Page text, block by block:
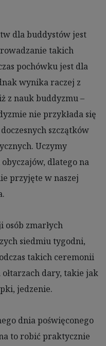
dla buddystów jest
takich
pochówku jest dla
wynika raczej z
z nauk buddyzmu –
nie przykłada się
szczątków
Uczymy
dlatego na
przyjęte w naszej
zmarłych
siedmiu tygodni,
takich ceremonii
dary, takie jak
jedzenie.
dnia poświęconego
to robić praktycznie